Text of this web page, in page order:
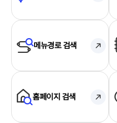
메뉴경로 검색
홈페이지 검색